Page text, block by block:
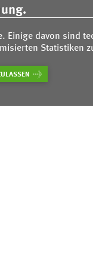
Einige davon sind
Statistiken